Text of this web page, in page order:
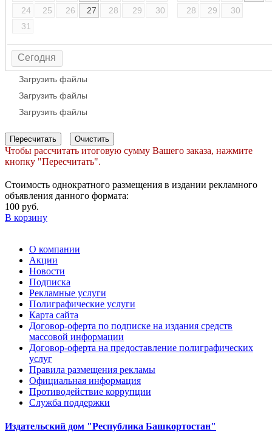
24
25 26 27 28 29
30
31
28
29 30
Сегодня
Загрузить файлы
Загрузить файлы
Загрузить файлы
Пересчитать Очистить
Чтобы рассчитать итоговую сумму Вашего заказа, нажмите
кнопку "Пересчитать".
Стоимость однократного размещения в издании рекламного
объявления данного формата:
100 руб.
В корзину
О компании
Акции
Новости
Подписка
Рекламные услуги
Полиграфические услуги
Карта сайта
Договор-оферта по подписке на издания средств
массовой информации
Договор-оферта на предоставление полиграфических
услуг
Правила размещения рекламы
Официальная информация
Противодействие коррупции
Cлужба поддержки
Издательский дом "Республика Башкортостан"